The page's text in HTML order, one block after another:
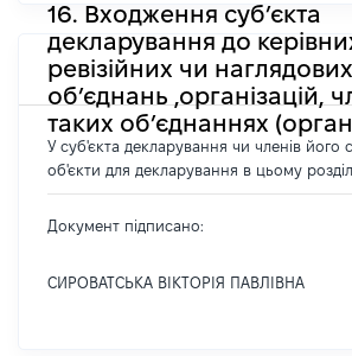
16. Входження суб’єкта
декларування до
ревізійних чи
об’єднань ,організацій,
таких об’єднаннях
У суб'єкта декларування чи членів його
об'єкти для декларування в цьому
Документ підписано:
СИРОВАТСЬКА ВІКТОРІЯ ПАВЛІВНА